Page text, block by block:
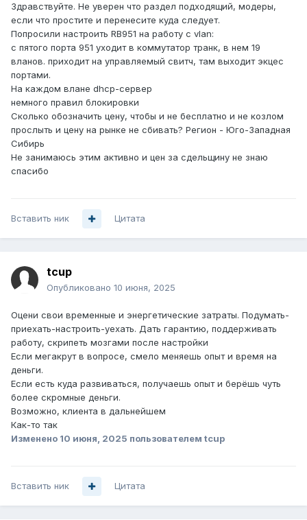
Здравствуйте. Не уверен что раздел подходящий, модеры,
если что простите и перенесите куда следует.
Попросили настроить RB951 на работу с vlan:
с пятого порта 951 уходит в коммутатор транк, в нем 19
вланов. приходит на управляемый свитч, там выходит экцес
портами.
На каждом влане dhcp-сервер
немного правил блокировки
Сколько обозначить цену, чтобы и не бесплатно и не козлом
прослыть и цену на рынке не сбивать? Регион - Юго-Западная
Сибирь
Не занимаюсь этим активно и цен за сдельщину не знаю
спасибо
Вставить ник Цитата
tcup
Опубликовано 10 июня, 2025
Оцени свои временные и энергетические затраты. Подумать-
приехать-настроить-уехать. Дать гарантию, поддерживать
работу, скрипеть мозгами после настройки
Если мегакрут в вопросе, смело меняешь опыт и время на
деньги.
Если есть куда развиваться, получаешь опыт и берёшь чуть
более скромные деньги.
Возможно, клиента в дальнейшем
Как-то так
Изменено 10 июня, 2025 пользователем tcup
Вставить ник Цитата